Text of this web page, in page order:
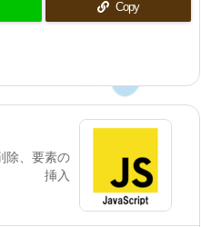
Copy
除、要素の
挿入